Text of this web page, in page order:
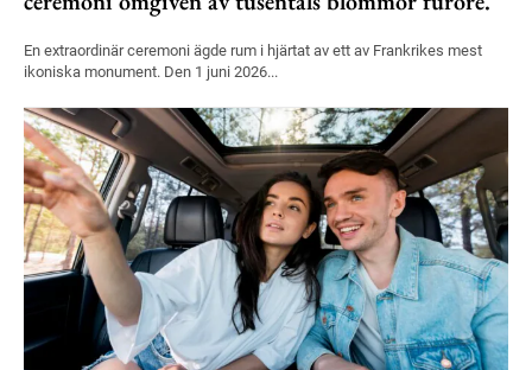
En extraordinär ceremoni ägde rum i hjärtat av ett av Frankrikes mest
ikoniska monument. Den 1 juni 2026...